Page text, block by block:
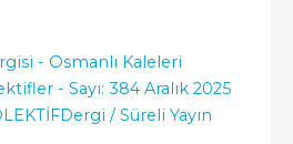
- Osmanlı Kaleleri
- Sayı: 384 Aralık 2025
Dergi / Süreli Yayın